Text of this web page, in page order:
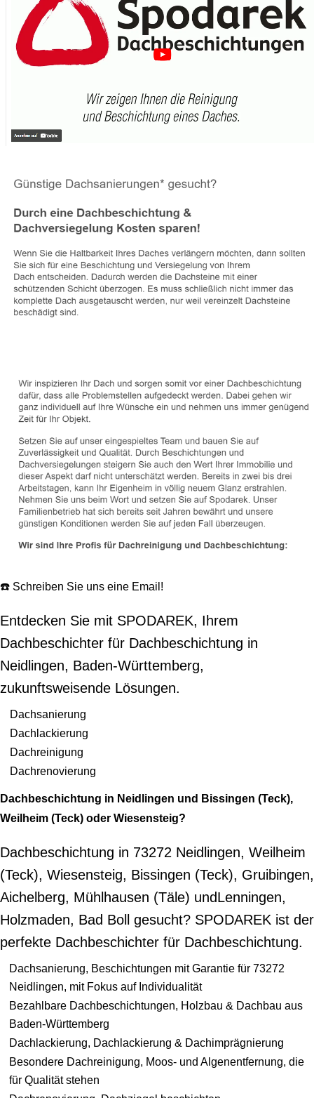
☎️ Schreiben Sie uns eine Email!
Entdecken Sie mit SPODAREK, Ihrem
Dachbeschichter für Dachbeschichtung in
Neidlingen, Baden-Württemberg,
zukunftsweisende Lösungen.
Dachsanierung
Dachlackierung
Dachreinigung
Dachrenovierung
Dachbeschichtung in Neidlingen und Bissingen (Teck),
Weilheim (Teck) oder Wiesensteig?
Dachbeschichtung in 73272 Neidlingen, Weilheim
(Teck), Wiesensteig, Bissingen (Teck), Gruibingen,
Aichelberg, Mühlhausen (Täle) undLenningen,
Holzmaden, Bad Boll gesucht? SPODAREK ist der
perfekte Dachbeschichter für Dachbeschichtung.
Dachsanierung, Beschichtungen mit Garantie für 73272
Neidlingen, mit Fokus auf Individualität
Bezahlbare Dachbeschichtungen, Holzbau & Dachbau aus
Baden-Württemberg
Dachlackierung, Dachlackierung & Dachimprägnierung
Besondere Dachreinigung, Moos- und Algenentfernung, die
für Qualität stehen